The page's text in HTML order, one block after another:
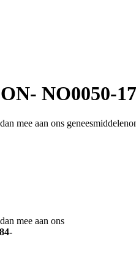
NO0050-
mee aan ons
mee aan ons